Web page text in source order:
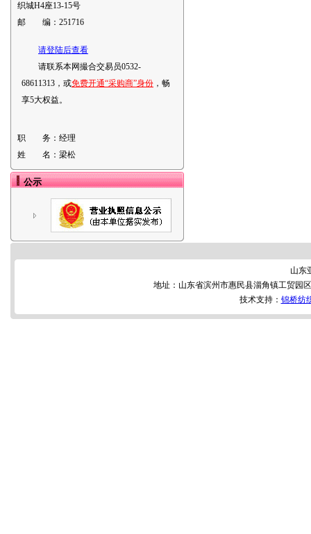
织城H4座13-15号
邮 编： 251716
请登陆后查看
请联系本网撮合交易员0532-
68611313，或免费开通“采购商”身份 ，畅
享5大权益。
职 务： 经理
姓 名： 梁松
公示
山东
地址：山东省滨州市惠民县淄角镇工贸园
技术支持： 锦桥纺